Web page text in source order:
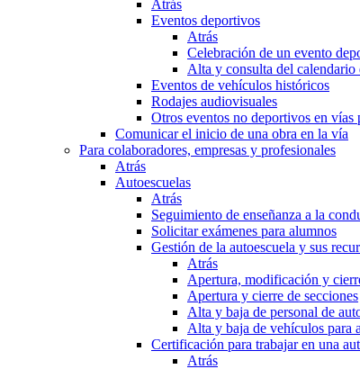
Atrás
Eventos deportivos
Atrás
Celebración de un evento
Alta y consulta del calendario
Eventos de vehículos históricos
Rodajes audiovisuales
Otros eventos no deportivos en vías
Comunicar el inicio de una obra en la vía
Para colaboradores, empresas y profesionales
Atrás
Autoescuelas
Atrás
Seguimiento de enseñanza a la
Solicitar exámenes para alumnos
Gestión de la autoescuela y sus
Atrás
Apertura, modificación y
Apertura y cierre de secciones
Alta y baja de personal de
Alta y baja de vehículos para
Certificación para trabajar en una
Atrás